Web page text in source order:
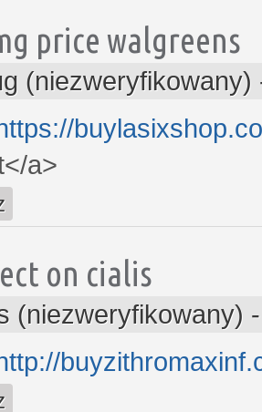
price walgreens
(niezweryfikowany)
a>
on cialis
(niezweryfikowany)